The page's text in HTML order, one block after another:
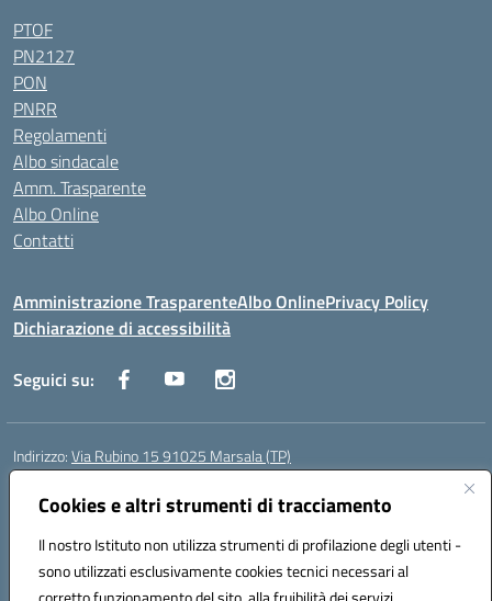
Cookies e altri strumenti di tracciamento
Il nostro Istituto non utilizza strumenti di profilazione degli utenti -
sono utilizzati esclusivamente cookies tecnici necessari al
PTOF
PN2127
PON
PNRR
Regolamenti
Albo sindacale
Amm. Trasparente
Albo Online
Contatti
Amministrazione TrasparenteAlbo OnlinePrivacy Policy
Dichiarazione di accessibilità
Seguici su:
Indirizzo:Via Rubino 15 91025 Marsala (TP)
Centralino:
Posta elettronica certificata (PEC):TPIC83900G@pec.istruzione.it
Codice fiscale: 91032370818
Codice meccanografico:TPIC83900G
Codice Indice delle Pubbliche Amministrazioni (IPA): icggm